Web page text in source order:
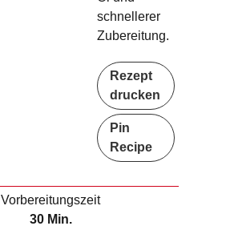
schnellerer
Zubereitung.
Rezept
drucken
Pin
Recipe
Vorbereitungszeit
30MMin.